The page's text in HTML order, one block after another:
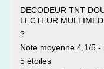
DECODEUR TNT
LECTEUR
?
Note moyenne 4,1/5 -
5 étoiles